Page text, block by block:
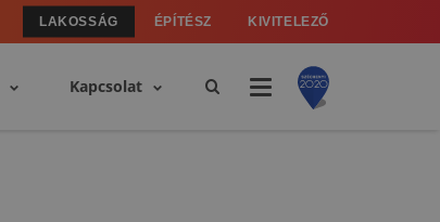
LAKOSSÁG ÉPÍTÉSZ KIVITELEZŐ
Kapcsolat